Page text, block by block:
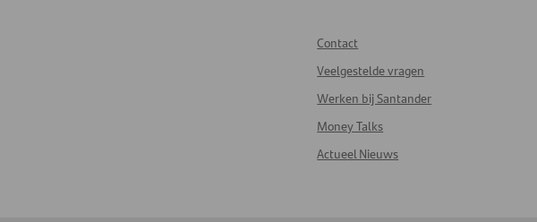
Contact
Veelgestelde vragen
Werken bij Santander
Money Talks
Actueel Nieuws